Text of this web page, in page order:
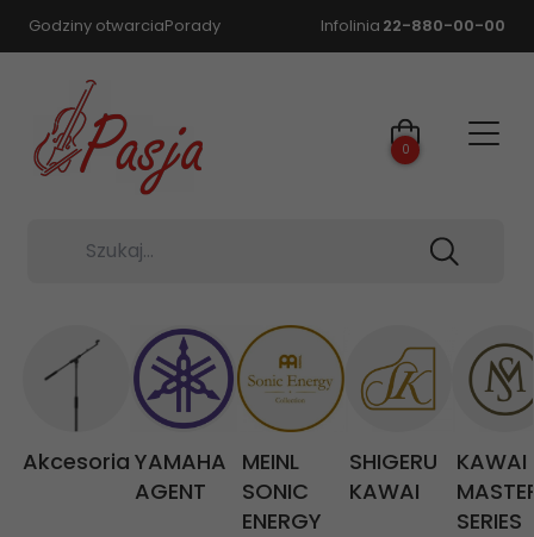
Godziny otwarciaPorady Infolinia 22-880-00-00
Szukaj...
0
Akcesoria YAMAHA
AGENT
MEINL
SONIC
ENERGY
SHIGERU
KAWAI
KAWAI
SERIES